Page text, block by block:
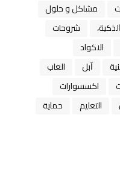
مشاكل و حلول
شروحات
الاكواد
ﺁﺑﻞ
العاب
اكسسوارات
التعليم
حماية